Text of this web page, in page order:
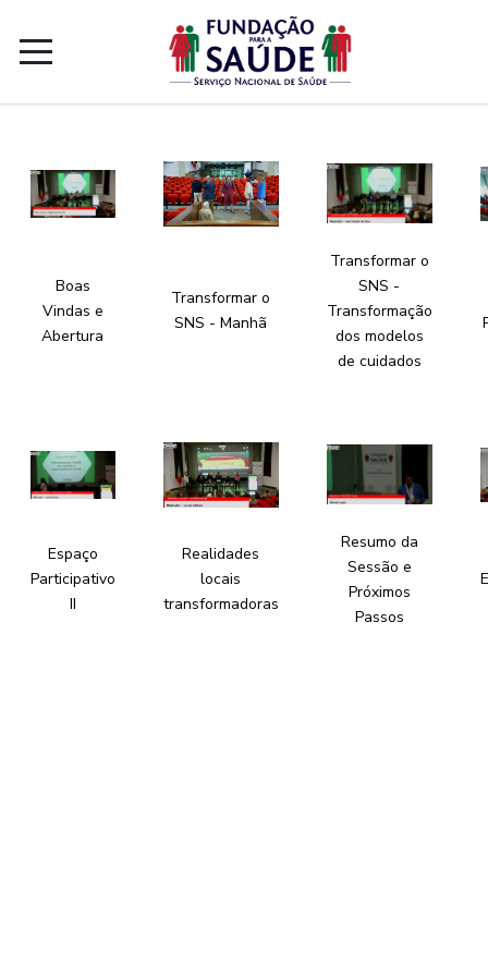
Boas
Vindas e
Abertura
Transformar o
SNS - Manhã
Transformar o
SNS -
Transformação
dos modelos
de cuidados
Espaço
Participativo
II
Realidades
locais
transformadoras
Resumo da
Sessão e
Próximos
Passos